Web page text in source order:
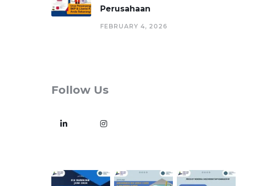
Perusahaan
FEBRUARY 4, 2026
Follow Us